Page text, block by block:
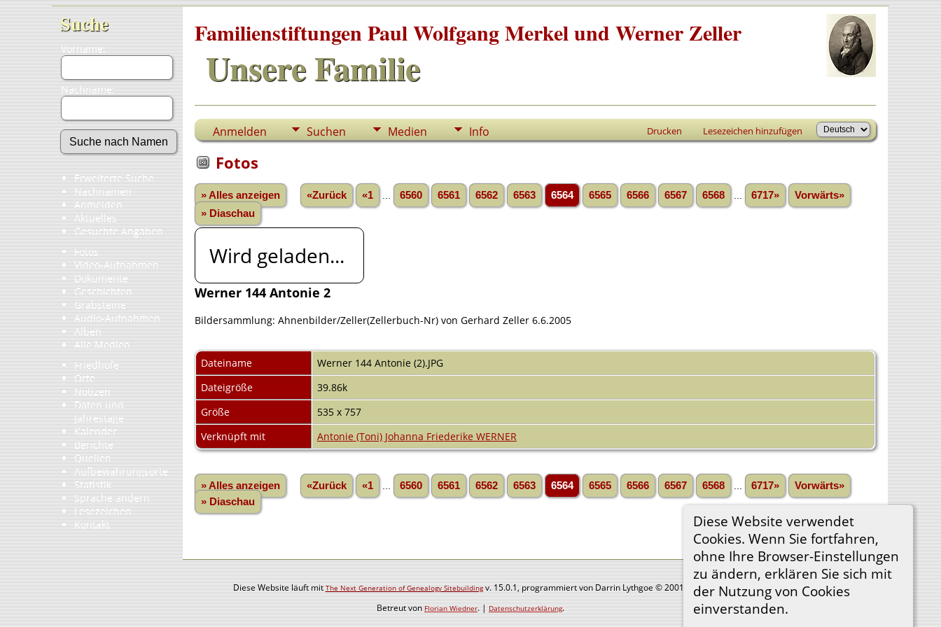
Suche
Vorname:
Nachname:
Erweiterte Suche
Nachnamen
Anmelden
Aktuelles
Gesuchte Angaben
Fotos
Video-Aufnahmen
Dokumente
Geschichten
Grabsteine
Audio-Aufnahmen
Alben
Alle Medien
Friedhöfe
Orte
Notizen
Daten und
Jahrestage
Kalender
Berichte
Quellen
Aufbewahrungsorte
Statistik
Sprache ändern
Lesezeichen
Kontakt
Familienstiftungen Paul Wolfgang Merkel und Werner Zeller
Unsere Familie
Anmelden Suchen Medien Info Drucken Lesezeichen hinzufügen
Diese Website verwendet
Cookies. Wenn Sie fortfahren,
ohne Ihre Browser-Einstellungen
zu ändern, erklären Sie sich mit
der Nutzung von Cookies
einverstanden.
Fotos
» Alles anzeigen «Zurück «1 6560 6561 6562 6563 6564 6565 6566 6567 6568 6717»
Vorwärts»
» Diaschau
Wird geladen...
Werner 144 Antonie 2
Bildersammlung: Ahnenbilder/Zeller(Zellerbuch-Nr) von Gerhard Zeller 6.6.2005
Dateiname
Werner 144 Antonie (2).JPG
Dateigröße
39.86k
Größe
535 x 757
Verknüpft mit
Antonie (Toni) Johanna Friederike WERNER
» Alles anzeigen «Zurück «1 6560 6561 6562 6563 6564 6565 6566 6567 6568 6717»
Vorwärts»
» Diaschau
Diese Website läuft mitThe Next Generation of Genealogy Sitebuildingv. 15.0.1, programmiert von Darrin Lythgoe © 2001-2026.
Betreut vonFlorian Wiedner. |Datenschutzerklärung.